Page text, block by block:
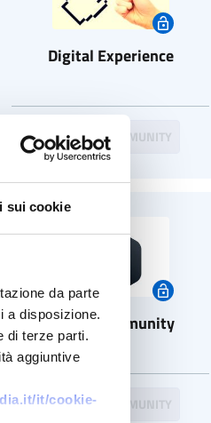
sui cookie
da parte
a disposizione.
di terze parti.
aggiuntive
it/cookie-
Digital Experience
VISITA LA COMMUNITY
Cobox Community
VISITA LA COMMUNITY